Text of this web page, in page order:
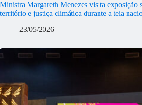
Ministra Margareth Menezes visita exposição
território e justiça climática durante a teia
23/05/2026